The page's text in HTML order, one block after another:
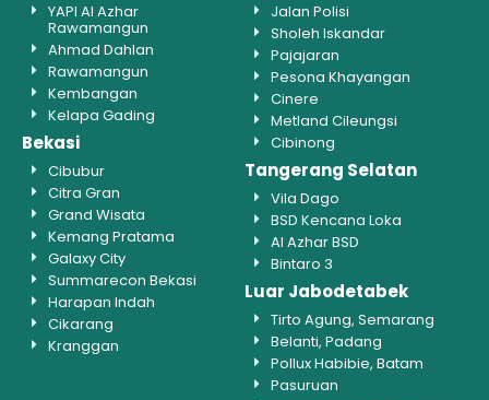
YAPI Al Azhar
Rawamangun
Ahmad Dahlan
Rawamangun
Kembangan
Kelapa Gading
Bekasi
Cibubur
Citra Gran
Grand Wisata
Kemang Pratama
Galaxy City
Summarecon Bekasi
Harapan Indah
Cikarang
Kranggan
Jalan Polisi
Sholeh Iskandar
Pajajaran
Pesona Khayangan
Cinere
Metland Cileungsi
Cibinong
Tangerang Selatan
Vila Dago
BSD Kencana Loka
Al Azhar BSD
Bintaro 3
Luar Jabodetabek
Tirto Agung, Semarang
Belanti, Padang
Pollux Habibie, Batam
Pasuruan